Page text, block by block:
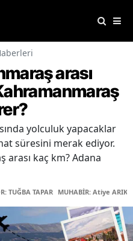
arası
yolculuk yapacaklar
süresini merak ediyor.
arası kaç km? Adana
TUĞBA TAPAR MUHABİR: Atiye